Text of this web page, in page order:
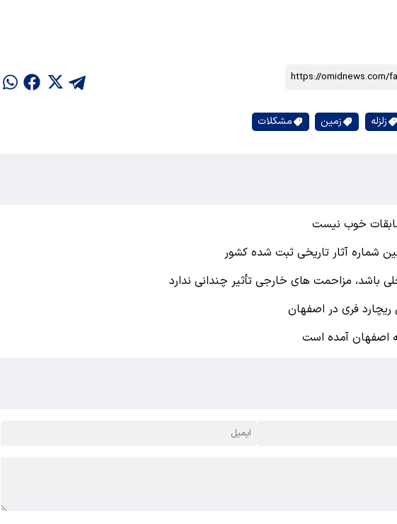
زلزله زمین مشکلات
خوب نیست
شماره آثار تاریخی ثبت شده کشور
باشد، مزاحمت های خارجی تأثیر چندانی ندارد
فری در اصفهان
اصفهان آمده است